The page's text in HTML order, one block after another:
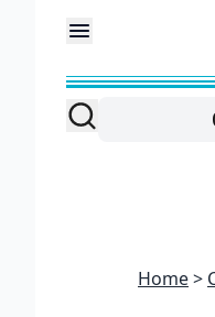
Home